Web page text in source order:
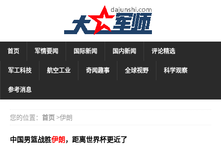
首页 军情要闻 国际新闻 国内新闻 评论精选
军工科技 航空工业 奇闻趣事 全球视野 科学观察
参考消息
您的位置： 首页>伊朗
中国男篮战胜伊朗，距离世界杯更近了